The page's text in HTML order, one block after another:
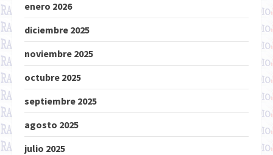
enero 2026
diciembre 2025
noviembre 2025
octubre 2025
septiembre 2025
agosto 2025
julio 2025